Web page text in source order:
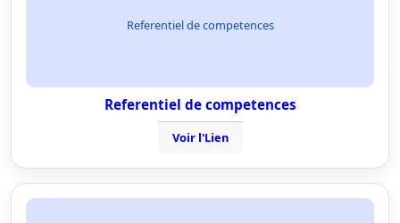
Referentiel de competences
Referentiel de competences
Voir l'Lien